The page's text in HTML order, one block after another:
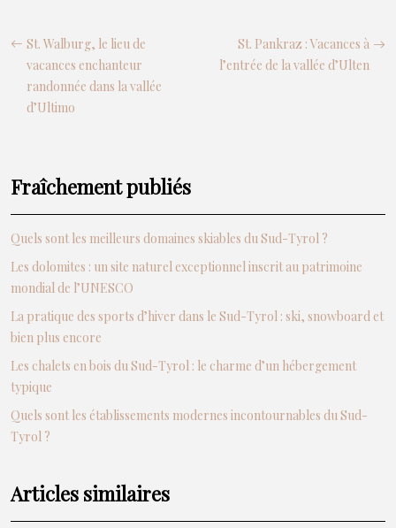
St. Walburg, le lieu de
vacances enchanteur
randonnée dans la vallée
d’Ultimo
St. Pankraz : Vacances à
l’entrée de la vallée d’Ulten
Fraîchement publiés
Quels sont les meilleurs domaines skiables du Sud-Tyrol ?
Les dolomites : un site naturel exceptionnel inscrit au patrimoine
mondial de l’UNESCO
La pratique des sports d’hiver dans le Sud-Tyrol : ski, snowboard et
bien plus encore
Les chalets en bois du Sud-Tyrol : le charme d’un hébergement
typique
Quels sont les établissements modernes incontournables du Sud-
Tyrol ?
Articles similaires